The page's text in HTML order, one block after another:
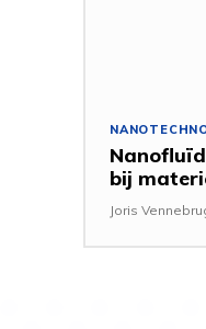
bij
Joris